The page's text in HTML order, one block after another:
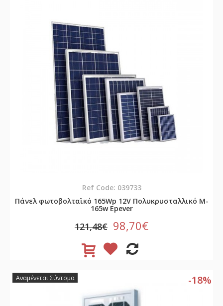
Ref Code: 039733
Πάνελ φωτοβολταϊκό 165Wp 12V Πολυκρυσταλλικό M-
165w Epever
121,48€ 98,70€
-18%
Αναμένεται Σύντομα